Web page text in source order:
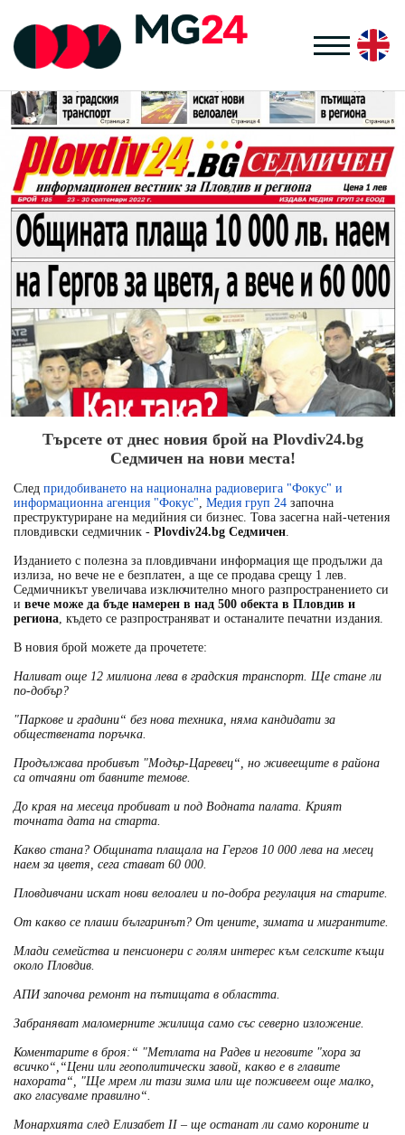
НАЧАЛО
ПРОЕКТИ
НОВИНИ
ЗА НАС
КОНТАКТИ
Търсете от днес новия брой на Plovdiv24.bg
Седмичен на нови места!
След придобиването на национална радиоверига "Фокус" и
информационна агенция "Фокус", Медия груп 24 започна
преструктуриране на медийния си бизнес. Това засегна най-четения
пловдивски седмичник - Plovdiv24.bg Седмичен.
Изданието с полезна за пловдивчани информация ще продължи да
излиза, но вече не е безплатен, а ще се продава срещу 1 лев.
Седмичникът увеличава изключително много разпространението си
и вече може да бъде намерен в над 500 обекта в Пловдив и
региона, където се разпространяват и останалите печатни издания.
В новия брой можете да прочетете:
Наливат още 12 милиона лева в градския транспорт. Ще стане ли
по-добър?
"Паркове и градини“ без нова техника, няма кандидати за
обществената поръчка.
Продължава пробивът "Модър-Царевец“, но живеещите в района
са отчаяни от бавните темове.
До края на месеца пробиват и под Водната палата. Крият
точната дата на старта.
Какво стана? Общината плащала на Гергов 10 000 лева на месец
наем за цветя, сега стават 60 000.
Пловдивчани искат нови велоалеи и по-добра регулация на старите.
От какво се плаши българинът? От цените, зимата и мигрантите.
Млади семейства и пенсионери с голям интерес към селските къщи
около Пловдив.
АПИ започва ремонт на пътищата в областта.
Забраняват маломерните жилища само със северно изложение.
Коментарите в броя:“ "Метлата на Радев и неговите "хора за
всичко“,“Цени или геополитически завой, какво е в главите
нахората“, "Ще мрем ли тази зима или ще поживеем още малко,
ако гласуваме правилно“.
Монархията след Елизабет II – ще останат ли само короните и